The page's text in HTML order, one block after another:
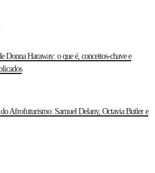
Donna Haraway: o que é, conceitos-chave e
Afrofuturismo: Samuel Delany, Octavia Butler e